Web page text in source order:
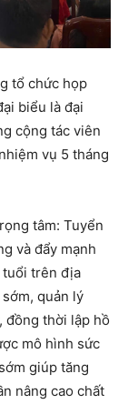
tổ chức họp
biểu là đại
cộng tác viên
vụ 5 tháng
tâm: Tuyển
và đẩy mạnh
tuổi trên địa
quản lý
đồng thời lập hồ
mô hình sức
giúp tăng
nâng cao chất